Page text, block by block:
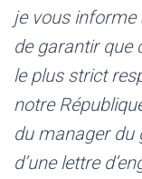
je vous informe
de garantir que
le plus strict
notre
du manager du
d’une lettre